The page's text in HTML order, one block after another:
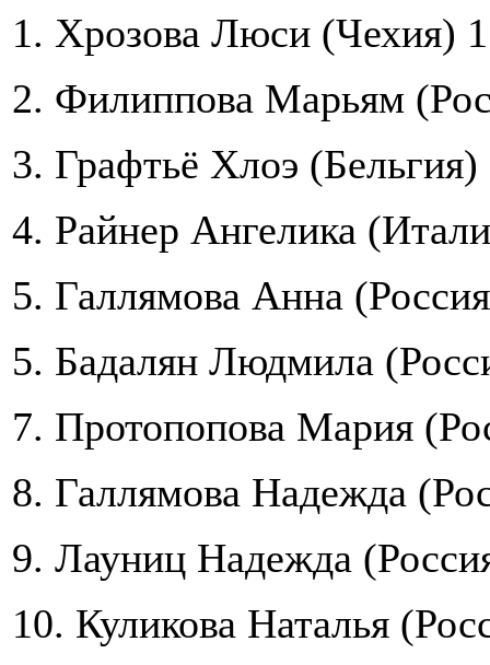
1. Хрозова Люси (Чехия)
2. Филиппова Марьям
3. Графтьё Хлоэ (Бельгия)
4. Райнер Ангелика
5. Галлямова Анна
5. Бадалян Людмила
7. Протопопова Мария
8. Галлямова Надежда
9. Лауниц Надежда
10. Куликова Наталья